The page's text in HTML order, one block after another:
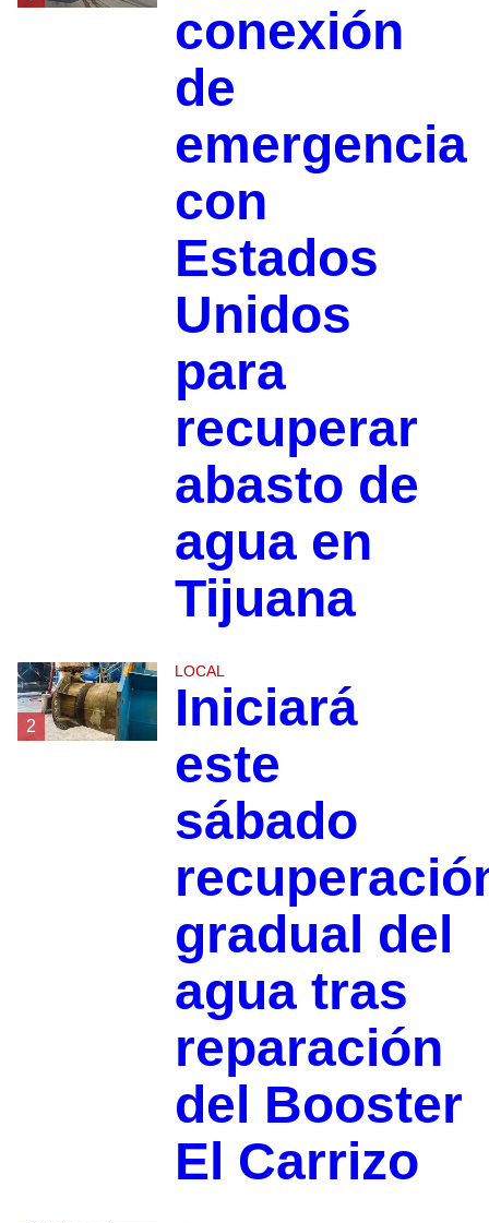
conexión
de
emergencia
con
Estados
Unidos
para
recuperar
abasto de
agua en
Tijuana
2
LOCAL
Iniciará
este
sábado
gradual del
agua tras
reparación
del Booster
El Carrizo